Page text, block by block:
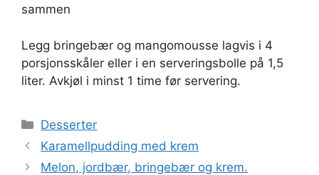
sammen
Legg bringebær og mangomousse lagvis i 4
porsjonsskåler eller i en serveringsbolle på 1,5
liter. Avkjøl i minst 1 time før servering.
Kategorier
Desserter
Karamellpudding med krem
Melon, jordbær, bringebær og krem.